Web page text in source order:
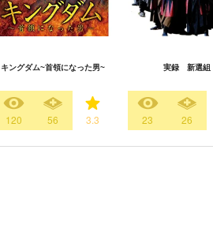
キングダム~首領になった男~
120 56 3.3
実録 新選組
23 26